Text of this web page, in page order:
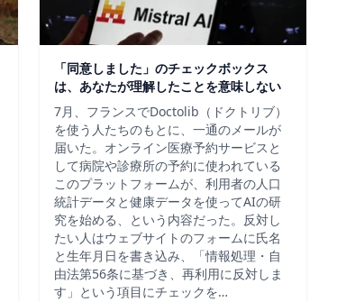
「同意しました」のチェックボックス
は、あなたが理解したことを意味しない
7月、フランスでDoctolib（ドクトリブ）
を使う人たちのもとに、一通のメールが
届いた。オンライン医療予約サービスと
して病院や診療所の予約に使われている
このプラットフォームが、利用者の人口
統計データと健康データを使ってAIの研
究を始める、という内容だった。反対し
たい人はウェブサイトのフォームに氏名
と生年月日を書き込み、「情報処理・自
由法第56条に基づき、再利用に反対しま
す」という項目にチェックを…